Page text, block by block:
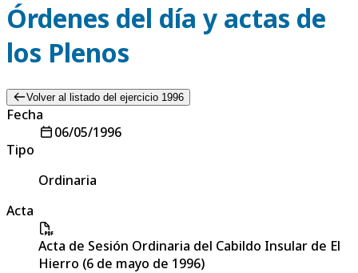
Órdenes del día y actas de
los Plenos
Volver al listado del ejercicio 1996
Fecha
06/05/1996
Tipo
Ordinaria
Acta
Acta de Sesión Ordinaria del Cabildo Insular de El
Hierro (6 de mayo de 1996)